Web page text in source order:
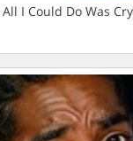
I Could Do Was